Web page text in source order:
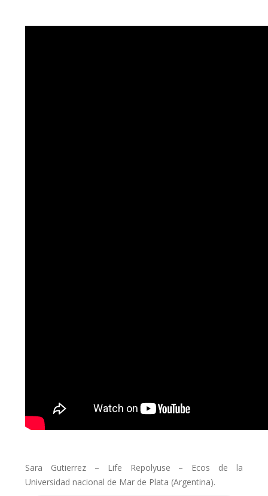
Sara Gutierrez – Life Repolyuse – Ecos de la
Universidad nacional de Mar de Plata (Argentina).